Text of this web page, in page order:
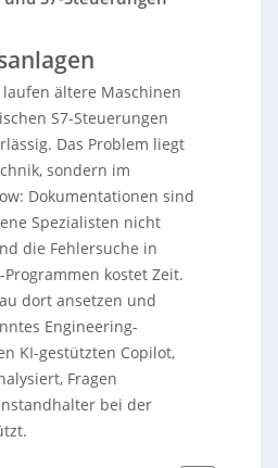
ältere Maschinen
S7-Steuerungen
Das Problem liegt
sondern im
Dokumentationen sind
Spezialisten nicht
die Fehlersuche in
Programmen kostet Zeit.
dort ansetzen und
Engineering-
KI-gestützten Copilot,
Fragen
bei der